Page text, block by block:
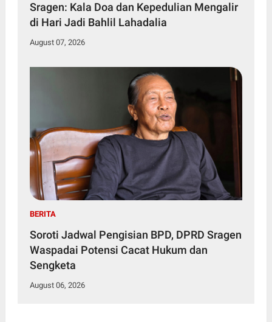
Sragen: Kala Doa dan Kepedulian Mengalir
di Hari Jadi Bahlil Lahadalia
August 07, 2026
BERITA
Soroti Jadwal Pengisian BPD, DPRD Sragen
Waspadai Potensi Cacat Hukum dan
Sengketa
August 06, 2026